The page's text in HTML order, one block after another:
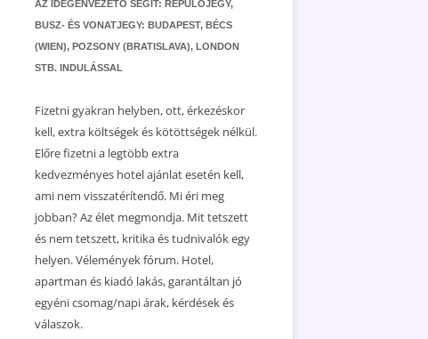
AZ IDEGENVEZETŐ SEGÍT: REPÜLŐJEGY,
BUSZ- ÉS VONATJEGY: BUDAPEST, BÉCS
(WIEN), POZSONY (BRATISLAVA), LONDON
STB. INDULÁSSAL
Fizetni gyakran helyben, ott, érkezéskor
kell, extra költségek és kötöttségek nélkül.
Előre fizetni a legtöbb extra
kedvezményes hotel ajánlat esetén kell,
ami nem visszatérítendő. Mi éri meg
jobban? Az élet megmondja. Mit tetszett
és nem tetszett, kritika és tudnivalók egy
helyen. Vélemények fórum. Hotel,
apartman és kiadó lakás, garantáltan jó
egyéni csomag/napi árak, kérdések és
válaszok.